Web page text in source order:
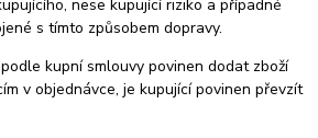
nese kupující riziko a případné
s tímto způsobem dopravy.
kupní smlouvy povinen dodat zboží
v objednávce, je kupující povinen převzít